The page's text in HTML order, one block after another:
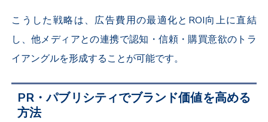
こうした戦略は、広告費用の最適化とROI向上に直結
し、他メディアとの連携で認知・信頼・購買意欲のトラ
イアングルを形成することが可能です。
PR・パブリシティでブランド価値を高める
方法